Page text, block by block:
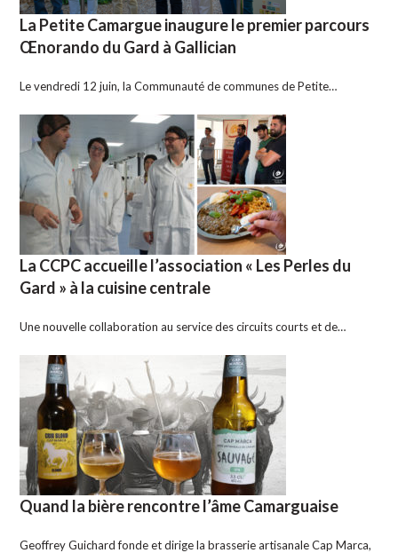
La Petite Camargue inaugure le premier parcours
Œnorando du Gard à Gallician
Le vendredi 12 juin, la Communauté de communes de Petite…
La CCPC accueille l’association « Les Perles du
Gard » à la cuisine centrale
Une nouvelle collaboration au service des circuits courts et de…
Quand la bière rencontre l’âme Camarguaise
Geoffrey Guichard fonde et dirige la brasserie artisanale Cap Marca,